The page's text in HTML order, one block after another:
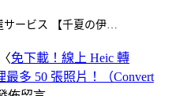
サービス 【千夏の伊…
免下載！線上 Heic 轉
最多 50 張照片！（Convert